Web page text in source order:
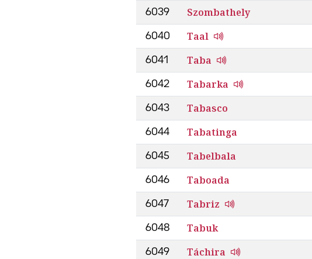
6039 Szombathely
6040 Taal
6041 Taba
6042 Tabarka
6043 Tabasco
6044 Tabatinga
6045 Tabelbala
6046 Taboada
6047 Tabriz
6048 Tabuk
6049 Táchira